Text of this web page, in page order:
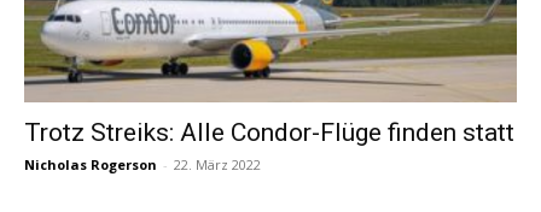
Trotz Streiks: Alle Condor-Flüge finden statt
Nicholas Rogerson - 22. März 2022